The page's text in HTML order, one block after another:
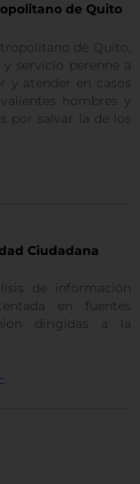
de Quito
de Quito,
servicio perenne a
y atender en casos
hombres y
por salvar la de los
Ciudadana
de información
en fuentes
dirigidas a la